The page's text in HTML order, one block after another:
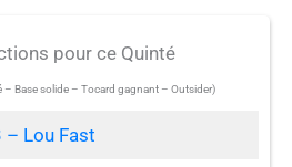
pour ce Quinté
Base solide – Tocard gagnant – Outsider)
– Lou Fast